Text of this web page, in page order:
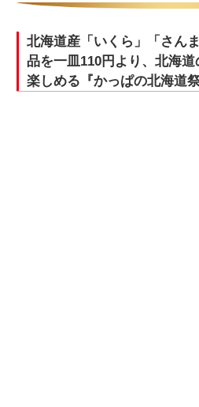
北海道産「いくら」「さん
品を一皿110円より、北海
楽しめる『かっぱの北海道